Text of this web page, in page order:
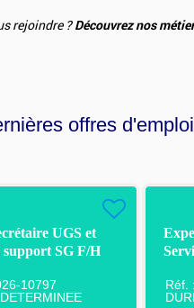
rejoindre ?Découvrez nos
offres d'emploi
UGS et
support SG F/H
10797
Réf.